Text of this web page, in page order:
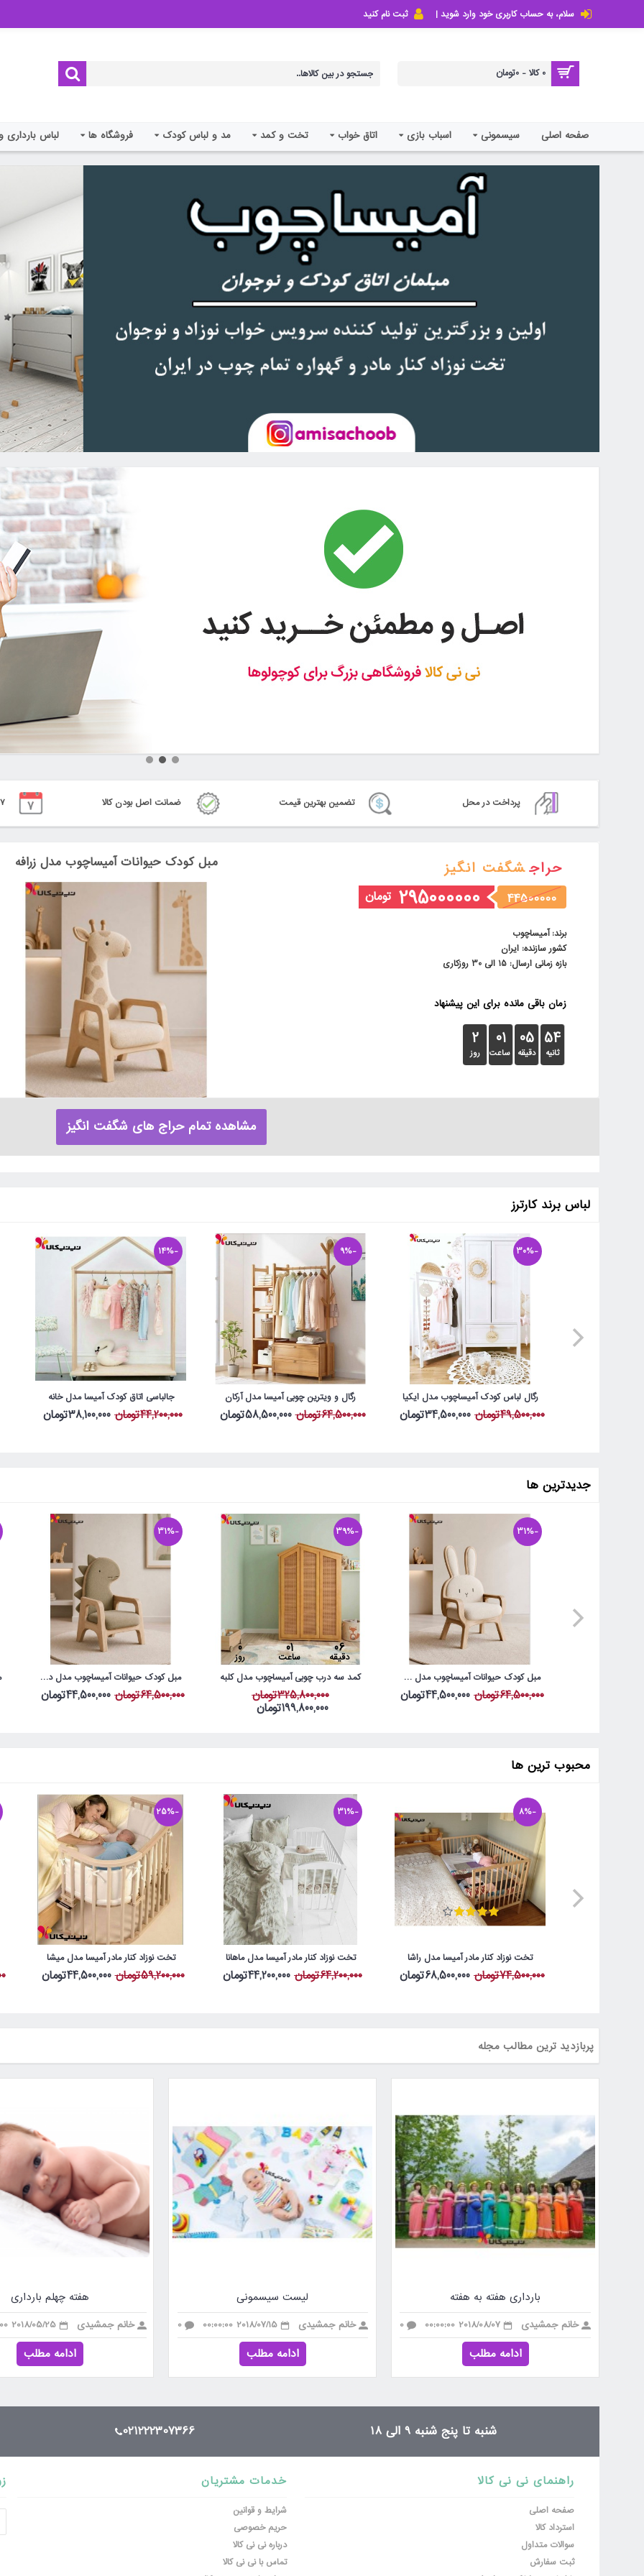
سلام، به حساب کاربری خود وارد شوید | ثبت نام کنید
0 کالا - 0تومان
صفحه اصلی سیسمونی اسباب بازی اتاق خواب تخت و کمد مد و لباس کودک فروشگاه ها لباس بارداری
پرداخت در محل تضمین بهترین قیمت ضمانت اصل بودن کالا ٧ روز ضمانت بازگشت
حراج شگفت انگیز
44500000
295000000 تومان
برند: آمیساچوب
کشور سازنده: ایران
بازه زمانی ارسال: 15 الی 30 روزکاری
زمان باقی مانده برای این پیشنهاد
2
روز
01
ساعت
05
دقیقه
53
ثانیه
مبل کودک حیوانات آمیساچوب مدل زرافه
مشاهده تمام حراج های شگفت انگیز
لباس برند کارترز
-30%
رگال لباس کودک آمیساچوب مدل ایکیا
49,500,000تومان 34,500,000تومان
-9%
رگال و ویترین چوبی آمیسا مدل آرکان
64,500,000تومان 58,500,000تومان
-14%
جالباسی اتاق کودک آمیسا مدل خانه
44,200,000تومان 38,100,000تومان
جدیدترین ها
-31%
مبل کودک حیوانات آمیساچوب مدل خرگوش
64,500,000تومان 44,500,000تومان
-39%
0
روز
01
ساعت
06
دقیقه
کمد سه درب چوبی آمیساچوب مدل کلبه
325,800,000تومان
199,800,000تومان
-31%
مبل کودک حیوانات آمیساچوب مدل دایناسور
64,500,000تومان 44,500,000تومان
محبوب ترین ها
-8%
تخت نوزاد کنار مادر آمیسا مدل راشا
74,500,000تومان 68,500,000تومان
-31%
تخت نوزاد کنار مادر آمیسا مدل ماهانا
64,200,000تومان 44,200,000تومان
-25%
تخت نوزاد کنار مادر آمیسا مدل میشا
59,200,000تومان 44,500,000تومان
پربازدید ترین مطالب مجله
هفته چهلم بارداری
خانم جمشیدی 2018/05/25 00:00:00
ادامه مطلب
لیست سیسمونی
خانم جمشیدی 2018/07/15 00:00:00
0
ادامه مطلب
بارداری هفته به هفته
خانم جمشیدی 2018/08/07 00:00:00
0
ادامه مطلب
شنبه تا پنج شنبه 9 الی 18 021222307366
خدمات مشتریان
شرایط و قوانین
حریم خصوصی
درباره نی نی کالا
تماس با نی نی کالا
راهنمای نی نی کالا
صفحه اصلی
استرداد کالا
سوالات متداول
ثبت سفارش